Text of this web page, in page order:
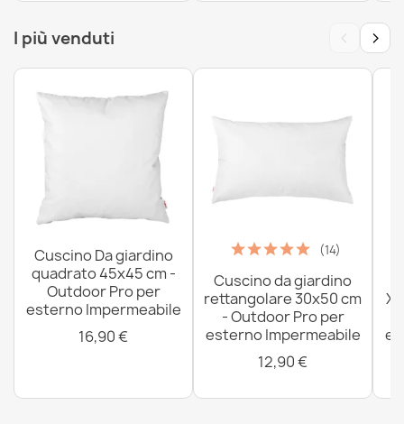
Tappeto IN CORDA SISAL SION cerchio A5165A Melange
tessitura piatta blu navy
31,90 €
I più venduti ‹ ›
Cuscino Da giardino
quadrato 45x45 cm -
Outdoor Pro per
esterno Impermeabile
16,90 €
(14)
Cuscino da giardino
rettangolare 30x50 cm
- Outdoor Pro per
esterno Impermeabile
12,90 €